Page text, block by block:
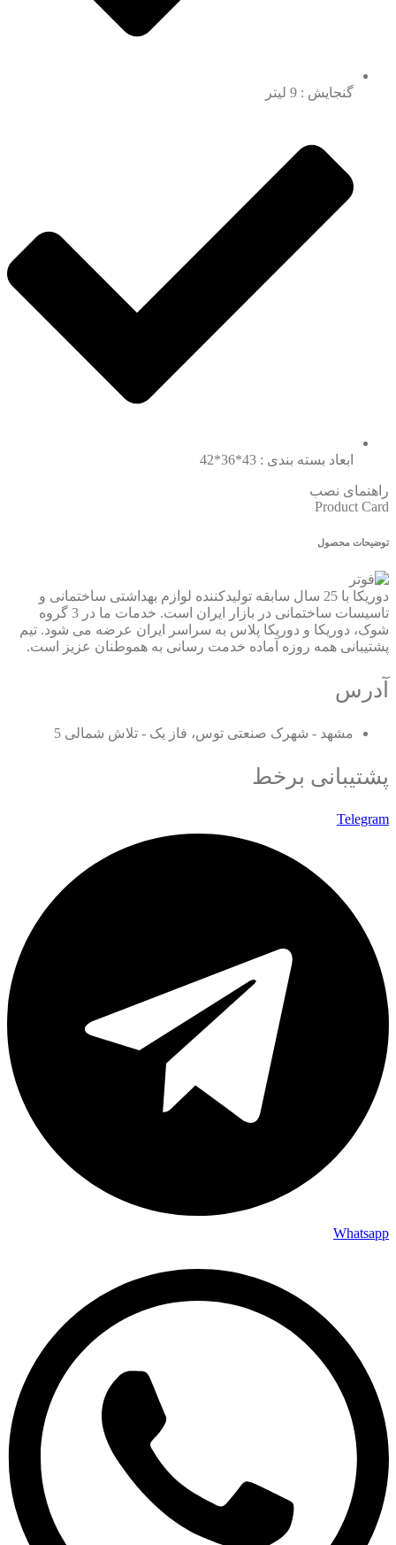
گنجایش : 9 لیتر
ابعاد بسته بندی : 43*36*42
راهنمای نصب
Product Card
توضیحات محصول
دوریکا با 25 سال سابقه تولیدکننده لوازم بهداشتی ساختمانی و
تاسیسات ساختمانی در بازار ایران است. خدمات ما در 3 گروه
شوک، دوریکا و دوریکا پلاس به سراسر ایران عرضه می شود. تیم
پشتیبانی همه روزه آماده خدمت رسانی به هموطنان عزیز است.
آدرس
مشهد - شهرک صنعتی توس، فاز یک - تلاش شمالی 5
پشتیبانی برخط
Telegram
Whatsapp